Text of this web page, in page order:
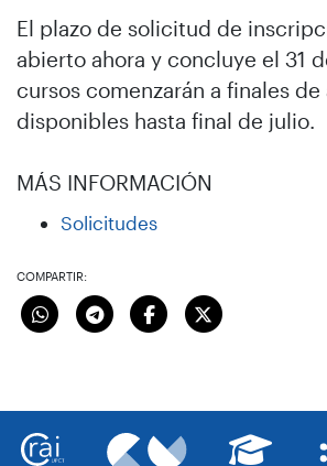
El plazo de solicitud de
abierto ahora y concluye el 31
cursos comenzarán a finales
disponibles hasta final de julio.
MÁS INFORMACIÓN
Solicitudes
COMPARTIR: